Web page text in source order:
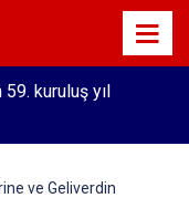
59. kuruluş yıl
ve Geliverdin